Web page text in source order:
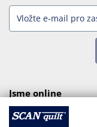
Jsme online